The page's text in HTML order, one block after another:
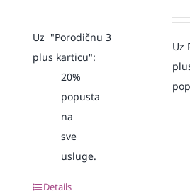
Uz "Porodičnu 3
plus karticu":
20%
popusta
na
sve
usluge.
Details
Uz